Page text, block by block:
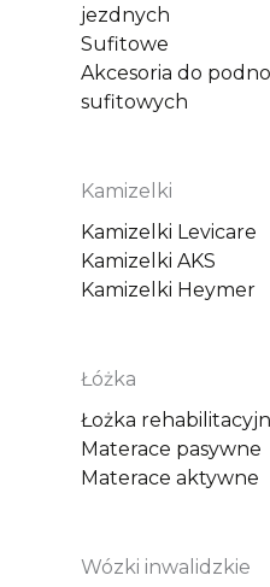
jezdnych
Sufitowe
Akcesoria do
sufitowych
Kamizelki
Kamizelki Levicare
Kamizelki AKS
Kamizelki Heymer
Łóżka
Łożka
Materace pasywne
Materace aktywne
Wózki inwalidzkie